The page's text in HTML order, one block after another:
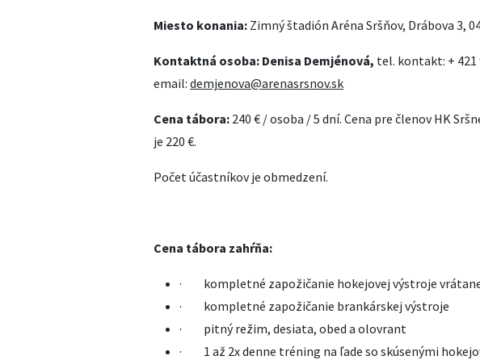
Miesto konania: Zimný štadión Aréna Sršňov, Drábova 3,
Kontaktná osoba: Denisa Demjénová, tel. kontakt: + 421
email: demjenova@arenasrsnov.sk
Cena tábora: 240 € / osoba / 5 dní. Cena pre členov HK
je 220 €.
Počet účastníkov je obmedzení.
Cena tábora zahŕňa:
· kompletné zapožičanie hokejovej výstroje
· kompletné zapožičanie brankárskej výstroje
· pitný režim, desiata, obed a olovrant
· 1 až 2x denne tréning na ľade so skúsenými